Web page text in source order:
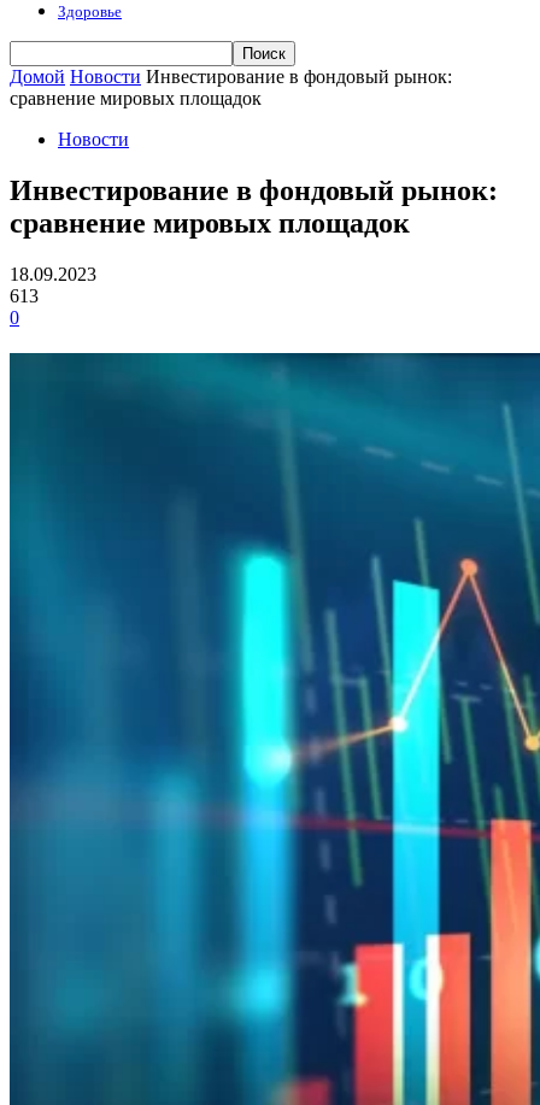
Здоровье
Домой Новости Инвестирование в фондовый рынок:
сравнение мировых площадок
Новости
Инвестирование в фондовый рынок:
сравнение мировых площадок
18.09.2023
613
0